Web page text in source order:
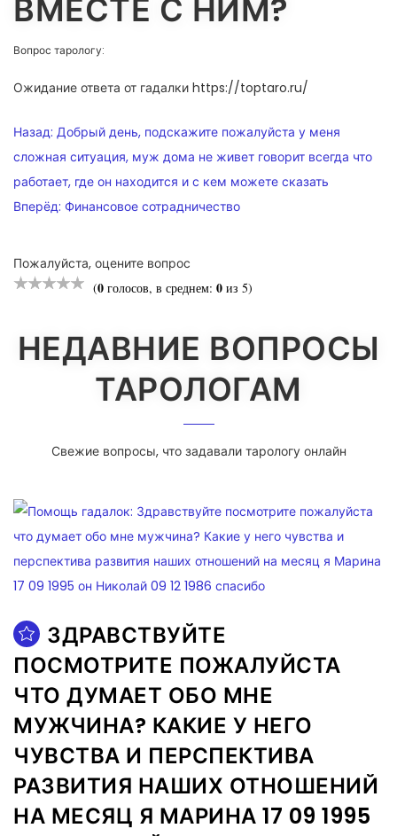
ВМЕСТЕ С НИМ?
Вопрос тарологу:
Ожидание ответа от гадалки https://toptaro.ru/
НАВИГАЦИЯ
ПО
ЗАПИСЯМ
Назад: Добрый день, подскажите пожалуйста у меня
сложная ситуация, муж дома не живет говорит всегда что
работает, где он находится и с кем можете сказать
Вперёд: Финансовое сотрадничество
Пожалуйста, оцените вопрос
(0 голосов, в среднем: 0 из 5)
НЕДАВНИЕ ВОПРОСЫ
ТАРОЛОГАМ
Свежие вопросы, что задавали тарологу онлайн
ЗДРАВСТВУЙТЕ
ПОСМОТРИТЕ ПОЖАЛУЙСТА
ЧТО ДУМАЕТ ОБО МНЕ
МУЖЧИНА? КАКИЕ У НЕГО
ЧУВСТВА И ПЕРСПЕКТИВА
РАЗВИТИЯ НАШИХ ОТНОШЕНИЙ
НА МЕСЯЦ Я МАРИНА 17 09 1995